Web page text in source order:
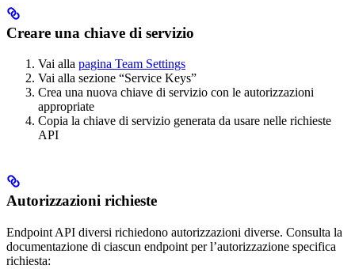
Creare una chiave di servizio
Vai alla pagina Team Settings
Vai alla sezione “Service Keys”
Crea una nuova chiave di servizio con le autorizzazioni
appropriate
Copia la chiave di servizio generata da usare nelle richieste
API
Autorizzazioni richieste
Endpoint API diversi richiedono autorizzazioni diverse. Consulta la
documentazione di ciascun endpoint per l’autorizzazione specifica
richiesta: